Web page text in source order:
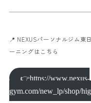
📍 NEXUSパーソナルジム東
ーニングはこちら
👉https://www.nexus-
gym.com/new_lp/shop/